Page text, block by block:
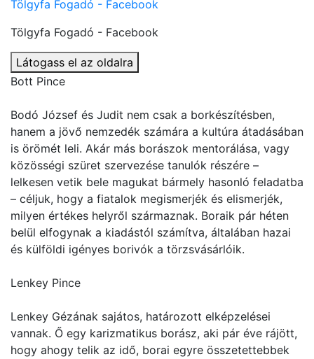
Tölgyfa Fogadó - Facebook
Tölgyfa Fogadó - Facebook
Látogass el az oldalra
Bott Pince
Bodó József és Judit nem csak a borkészítésben,
hanem a jövő nemzedék számára a kultúra átadásában
is örömét leli. Akár más borászok mentorálása, vagy
közösségi szüret szervezése tanulók részére –
lelkesen vetik bele magukat bármely hasonló feladatba
– céljuk, hogy a fiatalok megismerjék és elismerjék,
milyen értékes helyről származnak. Boraik pár héten
belül elfogynak a kiadástól számítva, általában hazai
és külföldi igényes borivók a törzsvásárlóik.
Lenkey Pince
Lenkey Gézának sajátos, határozott elképzelései
vannak. Ő egy karizmatikus borász, aki pár éve rájött,
hogy ahogy telik az idő, borai egyre összetettebbek